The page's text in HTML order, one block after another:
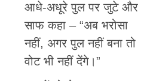
आधे-अधूरे पुल पर जुटे और
साफ कहा – “अब भरोसा
नहीं, अगर पुल नहीं बना तो
वोट भी नहीं देंगे।”